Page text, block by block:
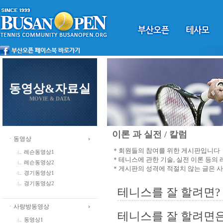
동영상&자료실
MOVIE & DATA
ㆍ동영상
레슨동영상1
레슨동영상2
경기동영상1
경기동영상2
ㆍ사랑방동영상
동영상1
이론 과 실전 / 칼럼
＊회원들의 참여를 위한 게시판입니다
＊테니스에 관한 기술, 실전 이론 등의
＊게시판의 성격에 적절치 않는 글은
테니스를 잘 할려면?
테니스를 잘 할려면